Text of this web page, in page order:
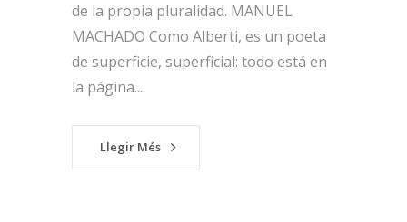
de la propia pluralidad. MANUEL
MACHADO Como Alberti, es un poeta
de superficie, superficial: todo está en
la página....
Llegir Més